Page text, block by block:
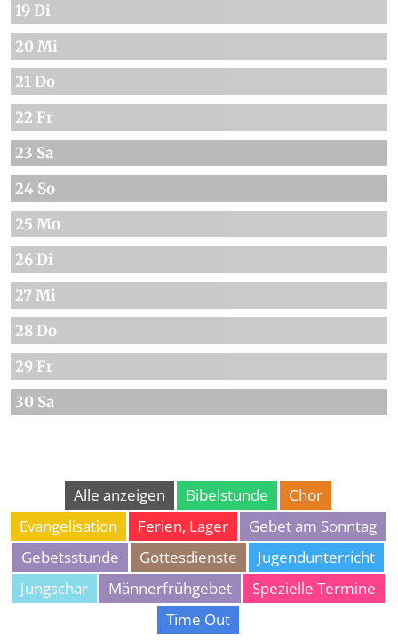
19 Di
20 Mi
21 Do
22 Fr
23 Sa
24 So
25 Mo
26 Di
27 Mi
28 Do
29 Fr
30 Sa
Alle anzeigen Bibelstunde
Chor
Evangelisation
Ferien, Lager
Gebet am Sonntag
Gebetsstunde
Gottesdienste
Jugendunterricht
Jungschar
Männerfrühgebet
Spezielle Termine
Time Out